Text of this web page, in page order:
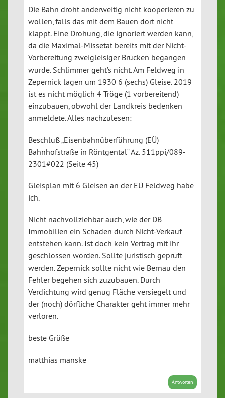
Die Bahn droht anderweitig nicht kooperieren zu
wollen, falls das mit dem Bauen dort nicht
klappt. Eine Drohung, die ignoriert werden kann,
da die Maximal-Missetat bereits mit der Nicht-
Vorbereitung zweigleisiger Brücken begangen
wurde. Schlimmer geht’s nicht. Am Feldweg in
Zepernick lagen um 1930 6 (sechs) Gleise. 2019
ist es nicht möglich 4 Tröge (1 vorbereitend)
einzubauen, obwohl der Landkreis bedenken
anmeldete. Alles nachzulesen:
Beschluß „Eisenbahnüberführung (EÜ)
Bahnhofstraße in Röntgental“ Az. 511ppi/089-
2301#022 (Seite 45)
Gleisplan mit 6 Gleisen an der EÜ Feldweg habe
ich.
Nicht nachvollziehbar auch, wie der DB
Immobilien ein Schaden durch Nicht-Verkauf
entstehen kann. Ist doch kein Vertrag mit ihr
geschlossen worden. Sollte juristisch geprüft
werden. Zepernick sollte nicht wie Bernau den
Fehler begehen sich zuzubauen. Durch
Verdichtung wird genug Fläche versiegelt und
der (noch) dörfliche Charakter geht immer mehr
verloren.
beste Grüße
matthias manske
Antworten